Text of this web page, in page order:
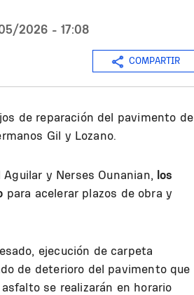
2026 - 17:08
COMPARTIR
de reparación del pavimento de
Gil y Lozano.
y Nerses Ounanian, los
para acelerar plazos de obra y
ejecución de carpeta
de deterioro del pavimento que
se realizarán en horario